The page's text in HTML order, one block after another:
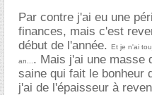
Par contre j'ai eu une
finances, mais c'est
début de l'année. Et je n'ai
an... . Mais j'ai une masse
saine qui fait le bonheur
j'ai de l'épaisseur à